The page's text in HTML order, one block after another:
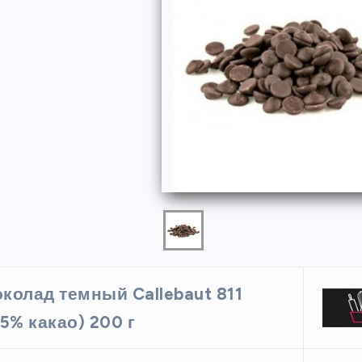
форма
х 6 см
Силиконовая форма для
выпечки 9 ячеек,
темный Callebaut 811
какао) 200 г